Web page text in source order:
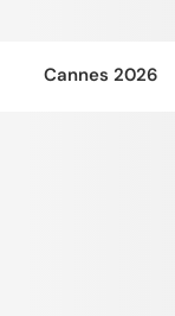
Cannes 2026